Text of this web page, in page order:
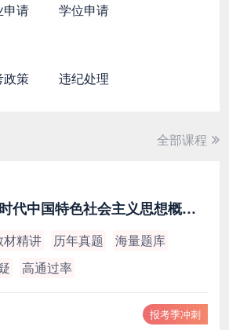
申请 学位申请
政策 违纪处理
全部课程
15040 习近平新时代中国特色社会主义思想概论（最新版）
材精讲 历年真题
海量题库
高通过率
报考季冲刺